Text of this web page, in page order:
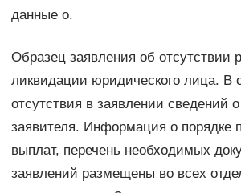
данные о.
Образец заявления об отсутствии
ликвидации юридического лица. В
отсутствия в заявлении сведений о
заявителя. Информация о порядке
выплат, перечень необходимых
заявлений размещены во всех